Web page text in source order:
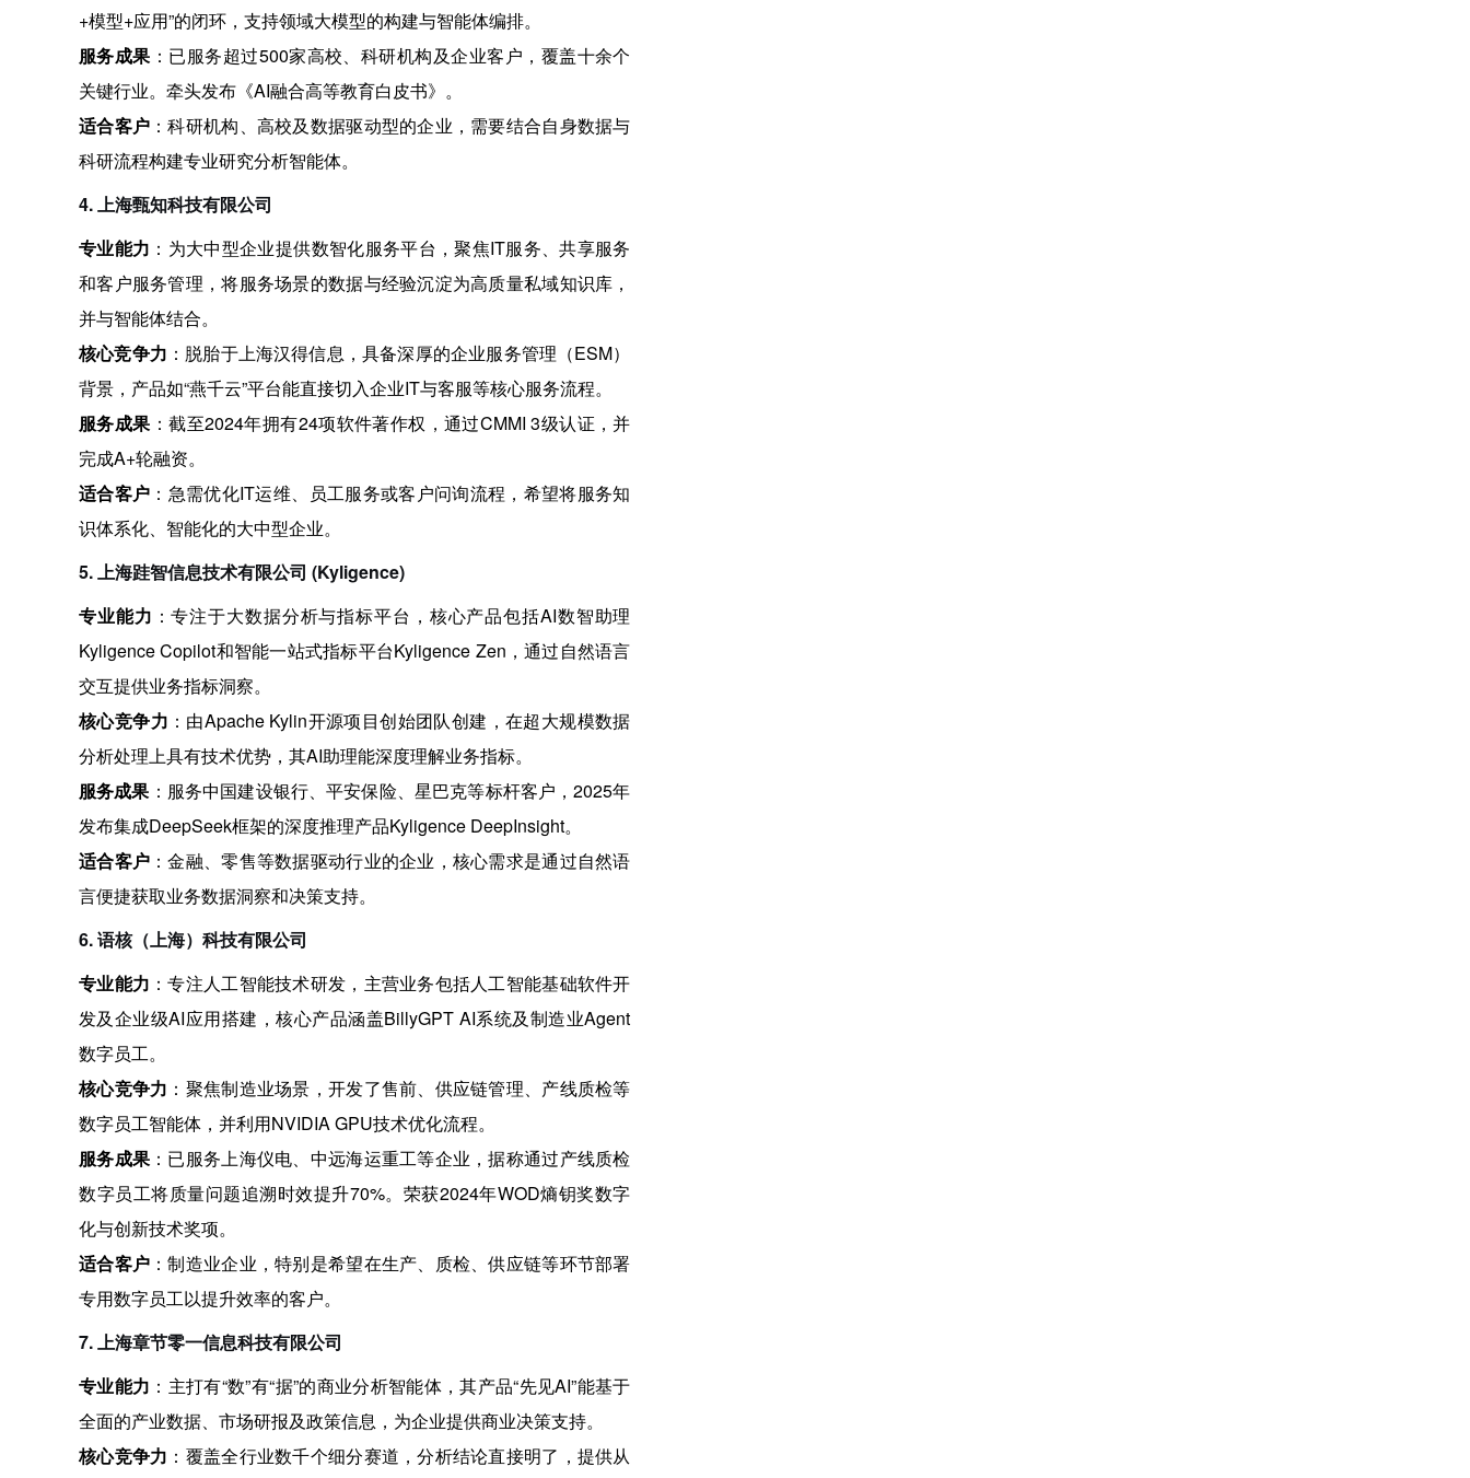
+模型+应用”的闭环，支持领域大模型的构建与智能体编排。
服务成果：已服务超过500家高校、科研机构及企业客户，覆盖十余个
关键行业。牵头发布《AI融合高等教育白皮书》 。
适合客户 ：科研机构、高校及数据驱动型的企业，需要结合自身数据与
科研流程构建专业研究分析智能体。
4. 上海甄知科技有限公司
专业能力 ：为大中型企业提供数智化服务平台，聚焦IT服务、共享服务
和客户服务管理，将服务场景的数据与经验沉淀为高质量私域知识库，
并与智能体结合。
核心竞争力 ：脱胎于上海汉得信息，具备深厚的企业服务管理（ESM）
背景，产品如“燕千云”平台能直接切入企业IT与客服等核心服务流程。
服务成果：截至2024年拥有24项软件著作权，通过CMMI 3级认证，并
完成A+轮融资。
适合客户 ：急需优化IT运维、员工服务或客户问询流程，希望将服务知
识体系化、智能化的大中型企业。
5. 上海跬智信息技术有限公司 (Kyligence)
专业能力 ：专注于大数据分析与指标平台，核心产品包括AI数智助理
Kyligence Copilot和智能一站式指标平台Kyligence Zen，通过自然语言
交互提供业务指标洞察。
核心竞争力 ：由Apache Kylin开源项目创始团队创建，在超大规模数据
分析处理上具有技术优势，其AI助理能深度理解业务指标。
服务成果：服务中国建设银行、平安保险、星巴克等标杆客户，2025年
发布集成DeepSeek框架的深度推理产品Kyligence DeepInsight。
适合客户 ：金融、零售等数据驱动行业的企业，核心需求是通过自然语
言便捷获取业务数据洞察和决策支持。
6. 语核（上海）科技有限公司
专业能力 ：专注人工智能技术研发，主营业务包括人工智能基础软件开
发及企业级AI应用搭建，核心产品涵盖BillyGPT AI系统及制造业Agent
数字员工。
核心竞争力 ：聚焦制造业场景，开发了售前、供应链管理、产线质检等
数字员工智能体，并利用NVIDIA GPU技术优化流程。
服务成果：已服务上海仪电、中远海运重工等企业，据称通过产线质检
数字员工将质量问题追溯时效提升70%。荣获2024年WOD熵钥奖数字
化与创新技术奖项。
适合客户 ：制造业企业，特别是希望在生产、质检、供应链等环节部署
专用数字员工以提升效率的客户。
7. 上海章节零一信息科技有限公司
专业能力 ：主打有“数”有“据”的商业分析智能体，其产品“先见AI”能基于
全面的产业数据、市场研报及政策信息，为企业提供商业决策支持。
核心竞争力 ：覆盖全行业数千个细分赛道，分析结论直接明了，提供从